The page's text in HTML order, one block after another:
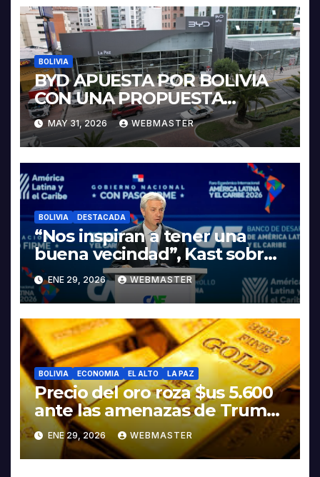
BOLIVIA
BYD APUESTA POR BOLIVIA
CON UNA PROPUESTA
INTEGRAL PARA IMPULSAR
LA ELECTROMOVILIDAD Y LA
INDUSTRIALIZACIÓN DEL
LITIO
MAY 31, 2026 WEBMASTER
BOLIVIA DESTACADA
“Nos inspiran a tener una
buena vecindad”, Kast sobre
discurso del presidente
Rodrigo Paz
ENE 29, 2026 WEBMASTER
BOLIVIA ECONOMIA EL ALTO LA PAZ
Precio del oro roza $us 5.600
ante las amenazas de Trump
contra Irán
ENE 29, 2026 WEBMASTER